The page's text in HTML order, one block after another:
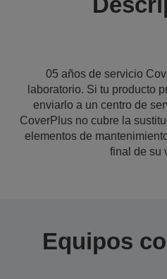
05 años de servicio
laboratorio. Si tu producto
enviarlo a un centro de
CoverPlus no cubre la
elementos de
final de su
Equipos